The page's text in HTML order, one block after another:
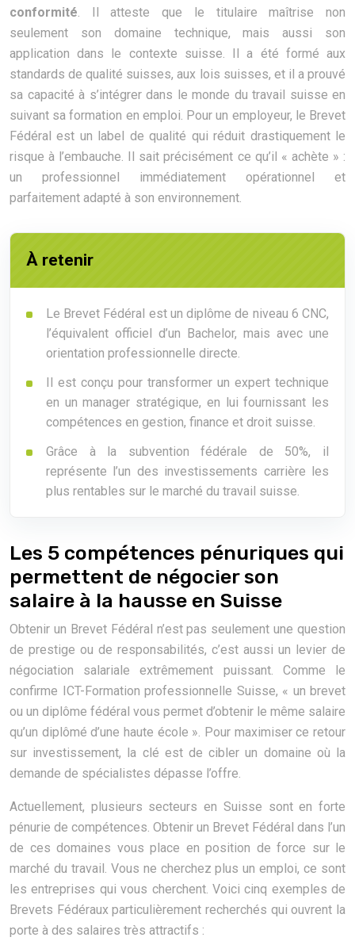
conformité. Il atteste que le titulaire maîtrise non
seulement son domaine technique, mais aussi son
application dans le contexte suisse. Il a été formé aux
standards de qualité suisses, aux lois suisses, et il a prouvé
sa capacité à s’intégrer dans le monde du travail suisse en
suivant sa formation en emploi. Pour un employeur, le Brevet
Fédéral est un label de qualité qui réduit drastiquement le
risque à l’embauche. Il sait précisément ce qu’il « achète » :
un professionnel immédiatement opérationnel et
parfaitement adapté à son environnement.
À retenir
Le Brevet Fédéral est un diplôme de niveau 6 CNC,
l’équivalent officiel d’un Bachelor, mais avec une
orientation professionnelle directe.
Il est conçu pour transformer un expert technique
en un manager stratégique, en lui fournissant les
compétences en gestion, finance et droit suisse.
Grâce à la subvention fédérale de 50%, il
représente l’un des investissements carrière les
plus rentables sur le marché du travail suisse.
Les 5 compétences pénuriques qui
permettent de négocier son
salaire à la hausse en Suisse
Obtenir un Brevet Fédéral n’est pas seulement une question
de prestige ou de responsabilités, c’est aussi un levier de
négociation salariale extrêmement puissant. Comme le
confirme ICT-Formation professionnelle Suisse, « un brevet
ou un diplôme fédéral vous permet d’obtenir le même salaire
qu’un diplômé d’une haute école ». Pour maximiser ce retour
sur investissement, la clé est de cibler un domaine où la
demande de spécialistes dépasse l’offre.
Actuellement, plusieurs secteurs en Suisse sont en forte
pénurie de compétences. Obtenir un Brevet Fédéral dans l’un
de ces domaines vous place en position de force sur le
marché du travail. Vous ne cherchez plus un emploi, ce sont
les entreprises qui vous cherchent. Voici cinq exemples de
Brevets Fédéraux particulièrement recherchés qui ouvrent la
porte à des salaires très attractifs :